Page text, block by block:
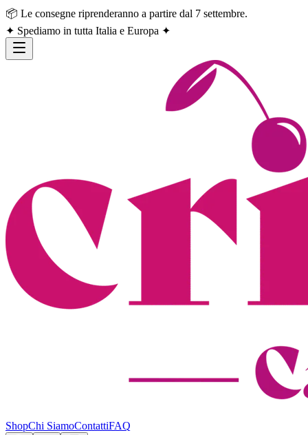
📦 Le consegne riprenderanno a partire dal 7 settembre.
✦ Spediamo in tutta Italia e Europa ✦
ShopChi SiamoContattiFAQ